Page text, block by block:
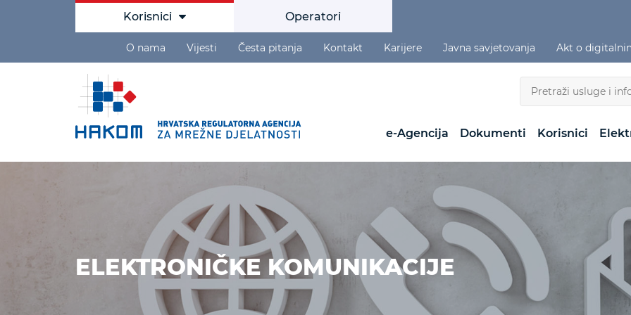
Korisnici Operatori
O nama Vijesti Česta pitanja Kontakt Karijere Javna savjetovanja Akt o
e-Agencija Dokumenti Korisnici
ELEKTRONIČKE KOMUNIKACIJE